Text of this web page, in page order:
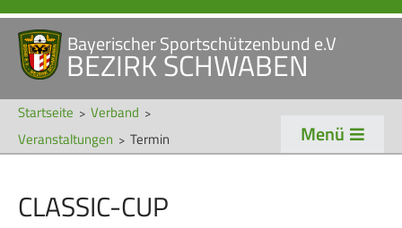
Bayerischer Sportschützenbund e.V
BEZIRK SCHWABEN
Startseite
Verband
Veranstaltungen
Termin Menü
CLASSIC-CUP
Navigation
überspringen
STARTSEITE
VERANSTALTUNGEN
NEWS
Navigation
Veranstaltungen